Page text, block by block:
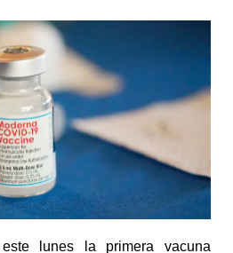
lunes la primera vacuna